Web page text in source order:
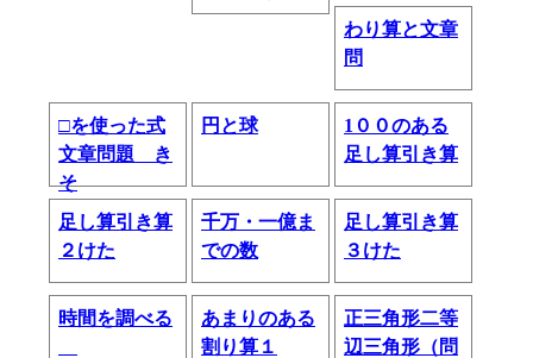
わり算と文章
問
□を使った式
文章問題 き
そ
円と球
1００のある
足し算引き算
足し算引き算
２けた
千万・一億ま
での数
足し算引き算
３けた
時間を調べる
あまりのある
割り算１
正三角形二等
辺三角形（問